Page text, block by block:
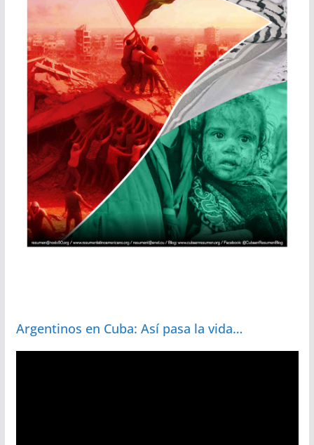
Argentinos en Cuba: Así pasa la vida…